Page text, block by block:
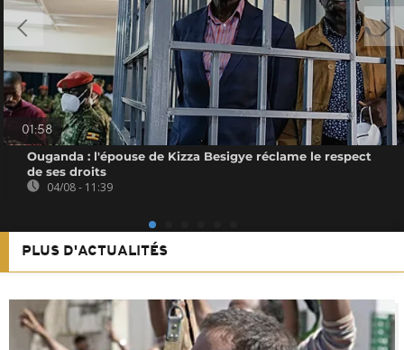
01:58
Ouganda : l'épouse de Kizza Besigye réclame le respect
de ses droits
04/08 - 11:39
PLUS D'ACTUALITÉS